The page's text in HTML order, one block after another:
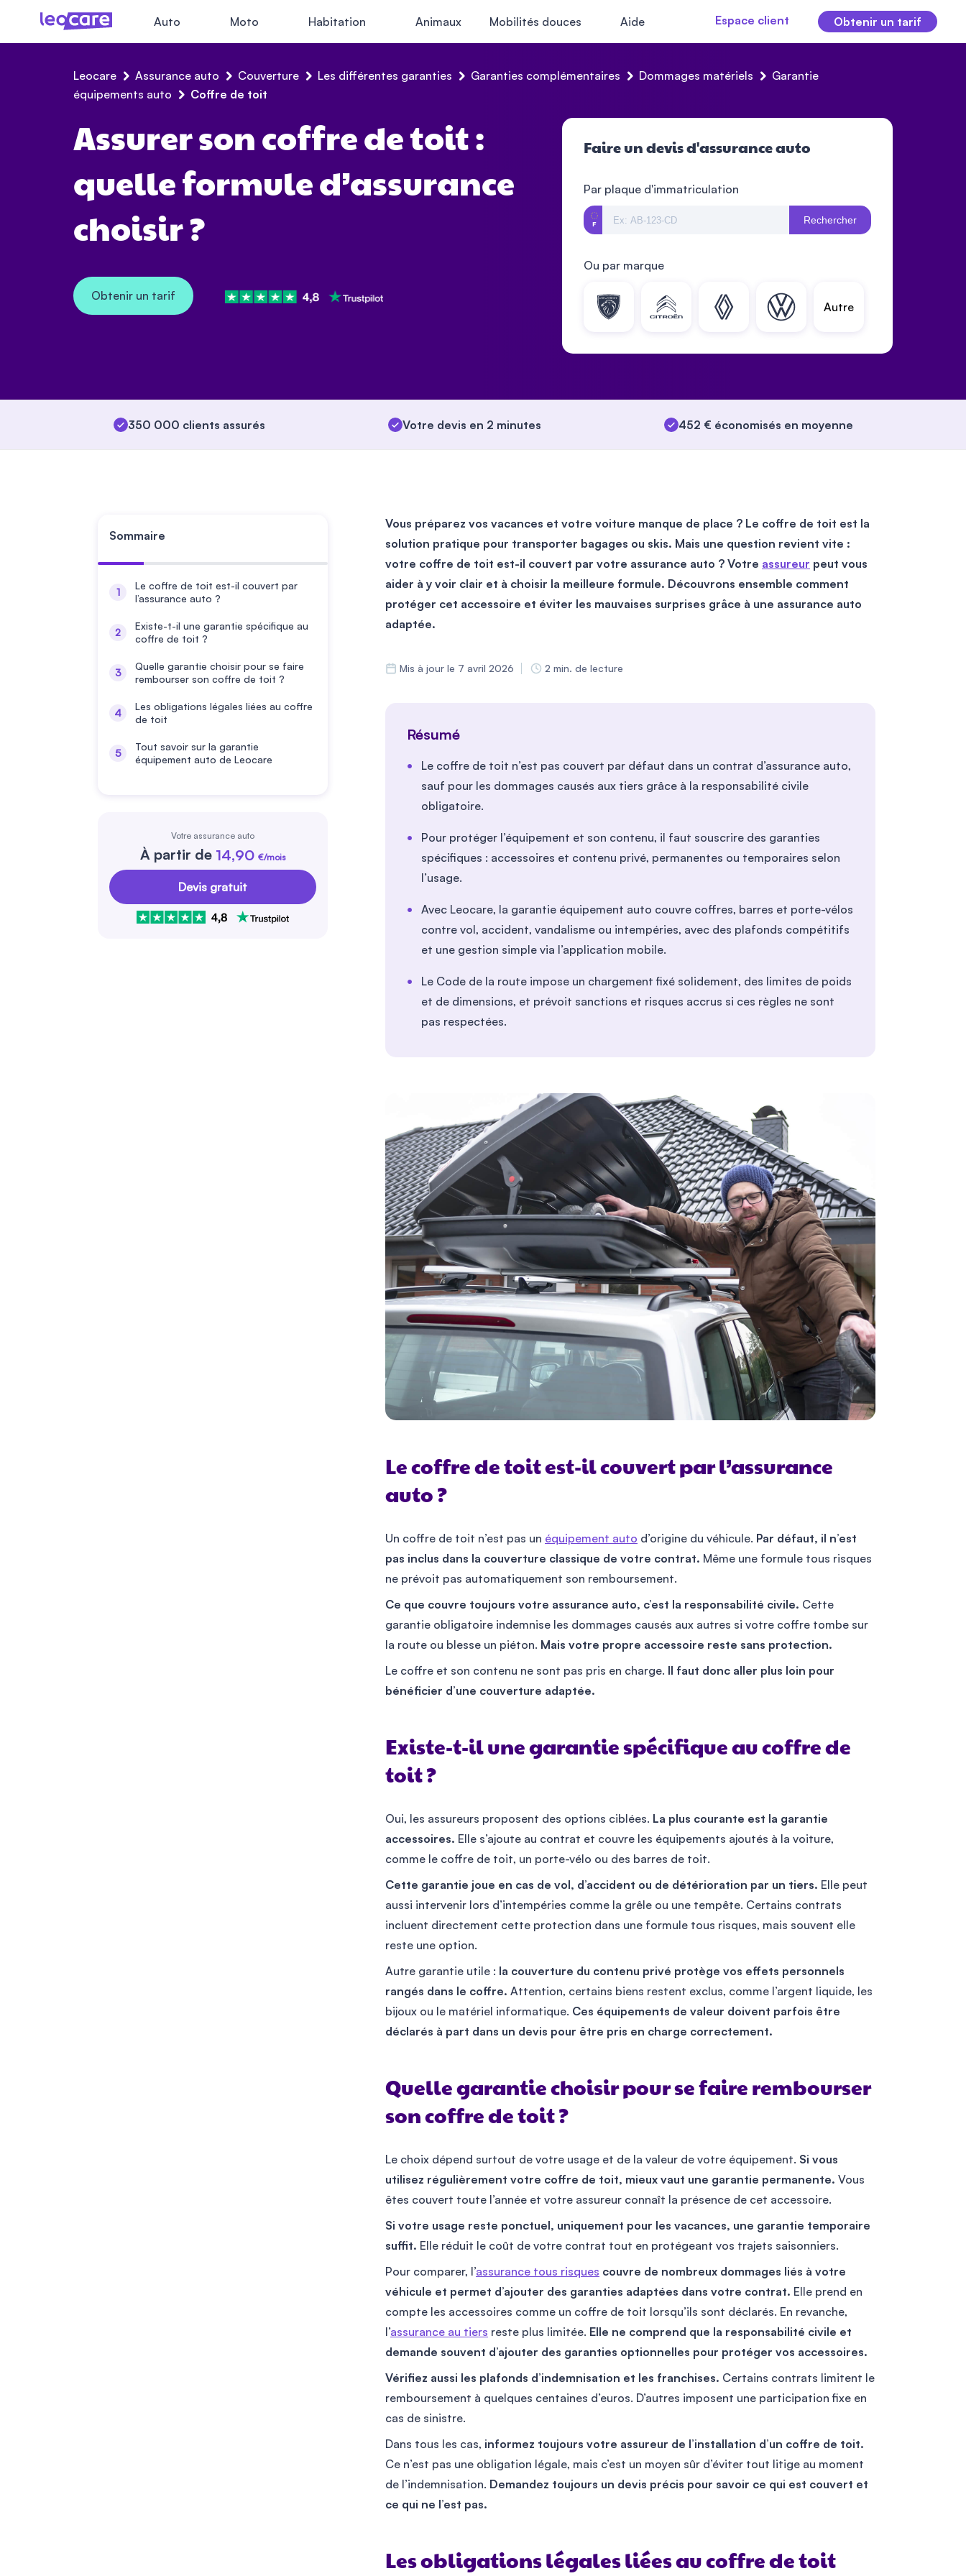
Auto Moto Habitation Animaux Mobilités douces Aide Espace client Obtenir un tarif
Leocare Assurance auto Couverture Les différentes garanties Garanties complémentaires Dommages matériels
Garantie
équipements auto
Coffre de toit
Assurer son coffre de toit :
quelle formule d’assurance
choisir ?
Obtenir un tarif
Faire un devis d'assurance auto
Par plaque d'immatriculation
Rechercher
Ou par marque
Autre
350 000 clients assurés Votre devis en 2 minutes 452 € économisés en moyenne
Sommaire
Le coffre de toit est-il couvert par
l’assurance auto ?
Existe-t-il une garantie spécifique au
coffre de toit ?
Quelle garantie choisir pour se faire
rembourser son coffre de toit ?
Les obligations légales liées au coffre
de toit
Tout savoir sur la garantie
équipement auto de Leocare
Votre assurance auto
À partir de 14,90 €/mois
Devis gratuit
Vous préparez vos vacances et votre voiture manque de place ? Le coffre de toit est la
solution pratique pour transporter bagages ou skis. Mais une question revient vite :
votre coffre de toit est-il couvert par votre assurance auto ? Votre assureur peut vous
aider à y voir clair et à choisir la meilleure formule. Découvrons ensemble comment
protéger cet accessoire et éviter les mauvaises surprises grâce à une assurance auto
adaptée.
Mis à jour le 7 avril 2026 2 min. de lecture
Résumé
Le coffre de toit n’est pas couvert par défaut dans un contrat d’assurance auto,
sauf pour les dommages causés aux tiers grâce à la responsabilité civile
obligatoire.
Pour protéger l’équipement et son contenu, il faut souscrire des garanties
spécifiques : accessoires et contenu privé, permanentes ou temporaires selon
l’usage.
Avec Leocare, la garantie équipement auto couvre coffres, barres et porte-vélos
contre vol, accident, vandalisme ou intempéries, avec des plafonds compétitifs
et une gestion simple via l’application mobile.
Le Code de la route impose un chargement fixé solidement, des limites de poids
et de dimensions, et prévoit sanctions et risques accrus si ces règles ne sont
pas respectées.
Le coffre de toit est-il couvert par l’assurance
auto ?
Un coffre de toit n’est pas un équipement auto d’origine du véhicule. Par défaut, il n’est
pas inclus dans la couverture classique de votre contrat. Même une formule tous risques
ne prévoit pas automatiquement son remboursement.
Ce que couvre toujours votre assurance auto, c’est la responsabilité civile. Cette
garantie obligatoire indemnise les dommages causés aux autres si votre coffre tombe sur
la route ou blesse un piéton. Mais votre propre accessoire reste sans protection.
Le coffre et son contenu ne sont pas pris en charge. Il faut donc aller plus loin pour
bénéficier d’une couverture adaptée.
Existe-t-il une garantie spécifique au coffre de
toit ?
Oui, les assureurs proposent des options ciblées. La plus courante est la garantie
accessoires. Elle s’ajoute au contrat et couvre les équipements ajoutés à la voiture,
comme le coffre de toit, un porte-vélo ou des barres de toit.
Cette garantie joue en cas de vol, d’accident ou de détérioration par un tiers. Elle peut
aussi intervenir lors d’intempéries comme la grêle ou une tempête. Certains contrats
incluent directement cette protection dans une formule tous risques, mais souvent elle
reste une option.
Autre garantie utile : la couverture du contenu privé protège vos effets personnels
rangés dans le coffre. Attention, certains biens restent exclus, comme l’argent liquide, les
bijoux ou le matériel informatique. Ces équipements de valeur doivent parfois être
déclarés à part dans un devis pour être pris en charge correctement.
Quelle garantie choisir pour se faire rembourser
son coffre de toit ?
Le choix dépend surtout de votre usage et de la valeur de votre équipement. Si vous
utilisez régulièrement votre coffre de toit, mieux vaut une garantie permanente. Vous
êtes couvert toute l’année et votre assureur connaît la présence de cet accessoire.
Si votre usage reste ponctuel, uniquement pour les vacances, une garantie temporaire
suffit. Elle réduit le coût de votre contrat tout en protégeant vos trajets saisonniers.
Pour comparer, l’assurance tous risques couvre de nombreux dommages liés à votre
véhicule et permet d’ajouter des garanties adaptées dans votre contrat. Elle prend en
compte les accessoires comme un coffre de toit lorsqu’ils sont déclarés. En revanche,
l’assurance au tiers reste plus limitée. Elle ne comprend que la responsabilité civile et
demande souvent d’ajouter des garanties optionnelles pour protéger vos accessoires.
Vérifiez aussi les plafonds d’indemnisation et les franchises. Certains contrats limitent le
remboursement à quelques centaines d’euros. D’autres imposent une participation fixe en
cas de sinistre.
Dans tous les cas, informez toujours votre assureur de l’installation d’un coffre de toit.
Ce n’est pas une obligation légale, mais c’est un moyen sûr d’éviter tout litige au moment
de l’indemnisation. Demandez toujours un devis précis pour savoir ce qui est couvert et
ce qui ne l’est pas.
Les obligations légales liées au coffre de toit